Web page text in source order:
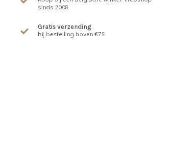
sinds 2008
Gratis verzending
bij bestelling boven €75